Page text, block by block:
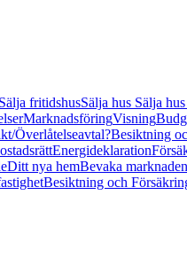
Sälja fritidshusSälja hus Sälja
MarknadsföringVisning
Överlåtelseavtal?Besiktning
Energideklaration
Ditt nya hemBevaka marknaden
Besiktning och